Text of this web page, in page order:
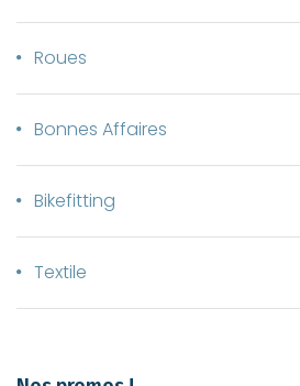
Roues
Bonnes Affaires
Bikefitting
Textile